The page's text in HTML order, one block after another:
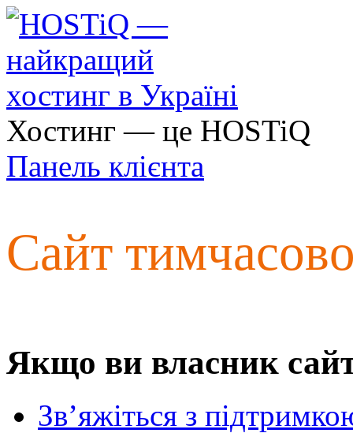
Хостинг — це HOSTiQ
Панель клієнта
Сайт
Якщо ви власник
Зв’яжіться з